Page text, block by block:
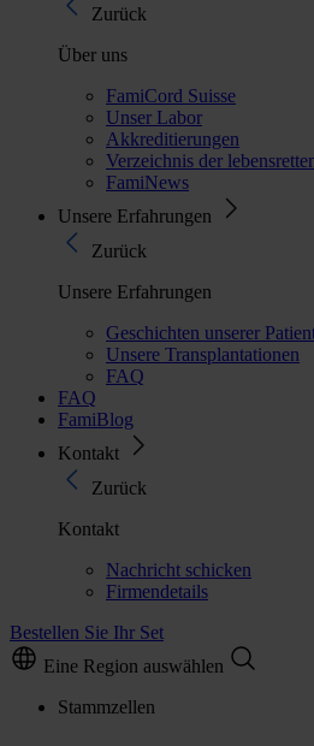
Zurück
Über uns
FamiCord Suisse
Unser Labor
Akkreditierungen
Verzeichnis der
FamiNews
Unsere Erfahrungen
Zurück
Unsere Erfahrungen
Geschichten unserer
Unsere Transplantationen
FAQ
FAQ
FamiBlog
Kontakt
Zurück
Kontakt
Nachricht schicken
Firmendetails
Bestellen Sie Ihr Set
Eine Region auswählen
Stammzellen